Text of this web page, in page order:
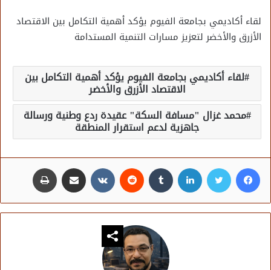
لقاء أكاديمي بجامعة الفيوم يؤكد أهمية التكامل بين الاقتصاد
الأزرق والأخضر لتعزيز مسارات التنمية المستدامة
لقاء أكاديمي بجامعة الفيوم يؤكد أهمية التكامل بين
الاقتصاد الأزرق والأخضر
محمد غزال "مسافة السكة" عقيدة ردع وطنية ورسالة
جاهزية لدعم استقرار المنطقة
فيسبوك تويتر لينكدإن مشاركة عبر البريد